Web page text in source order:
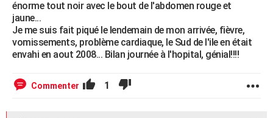
énorme tout noir avec le bout de l'abdomen rouge et
jaune...
Je me suis fait piqué le lendemain de mon arrivée, fièvre,
vomissements, problème cardiaque, le Sud de l'ile en était
envahi en aout 2008... Bilan journée à l'hopital, génial!!!!
Commenter 1